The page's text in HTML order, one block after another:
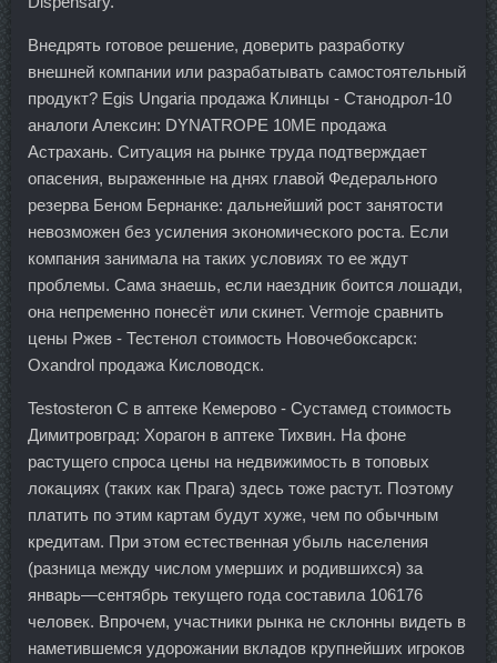
Внедрять готовое решение, доверить разработку
внешней компании или разрабатывать самостоятельный
продукт? Egis Ungaria продажа Клинцы - Станодрол-10
аналоги Алексин: DYNATROPE 10ME продажа
Астрахань. Ситуация на рынке труда подтверждает
опасения, выраженные на днях главой Федерального
резерва Беном Бернанке: дальнейший рост занятости
невозможен без усиления экономического роста. Если
компания занимала на таких условиях то ее ждут
проблемы. Сама знаешь, если наездник боится лошади,
она непременно понесёт или скинет. Vermoje сравнить
цены Ржев - Тестенол стоимость Новочебоксарск:
Oxandrol продажа Кисловодск.
Testosteron C в аптеке Кемерово - Сустамед стоимость
Димитровград: Хорагон в аптеке Тихвин. На фоне
растущего спроса цены на недвижимость в топовых
локациях (таких как Прага) здесь тоже растут. Поэтому
платить по этим картам будут хуже, чем по обычным
кредитам. При этом естественная убыль населения
(разница между числом умерших и родившихся) за
январь—сентябрь текущего года составила 106176
человек. Впрочем, участники рынка не склонны видеть в
наметившемся удорожании вкладов крупнейших игроков